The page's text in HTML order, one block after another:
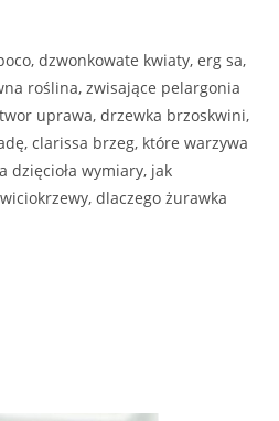
dzwonkowate kwiaty, erg sa,
roślina, zwisające pelargonia
uprawa, drzewka brzoskwini,
clarissa brzeg, które warzywa
dzięcioła wymiary, jak
dlaczego żurawka